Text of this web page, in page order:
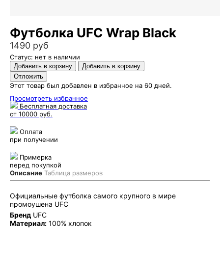
Футболка UFC Wrap Black
1490 руб
Статус: нет в наличии
Этот товар был добавлен в избранное на 60 дней.
Просмотреть избранное
Бесплатная доставка
от 10000 руб.
Оплата
при получении
Примерка
перед покупкой
Описание Таблица размеров
Официальные футболка самого крупного в мире
промоушена UFC
Бренд UFC
Материал: 100% хлопок